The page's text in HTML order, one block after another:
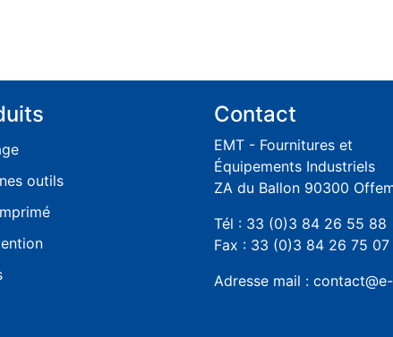
outils
Contact
EMT - Fournitures et
Équipements Industriels
ZA du Ballon 90300
Tél : 33 (0)3 84 26 55 88
Fax : 33 (0)3 84 26 75 07
Adresse mail :